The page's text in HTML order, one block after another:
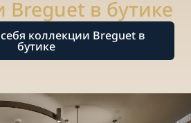
Breguet в бутике
коллекции Breguet в
бутике